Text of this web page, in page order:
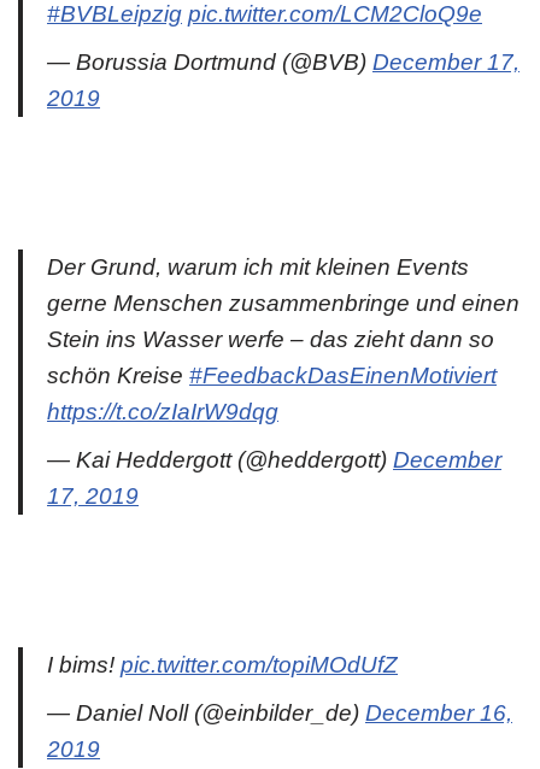
#BVBLeipzig pic.twitter.com/LCM2CloQ9e
— Borussia Dortmund (@BVB) December 17,
2019
Der Grund, warum ich mit kleinen Events
gerne Menschen zusammenbringe und einen
Stein ins Wasser werfe – das zieht dann so
schön Kreise #FeedbackDasEinenMotiviert
https://t.co/zIaIrW9dqg
— Kai Heddergott (@heddergott) December
17, 2019
I bims! pic.twitter.com/topiMOdUfZ
— Daniel Noll (@einbilder_de) December 16,
2019